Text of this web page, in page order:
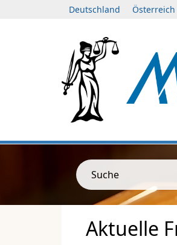
Deutschland Österreich
Suche
Aktuelle